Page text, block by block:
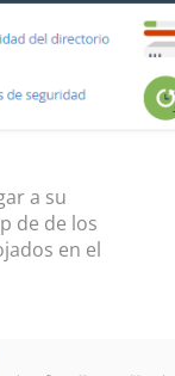
a su
de de los
en el